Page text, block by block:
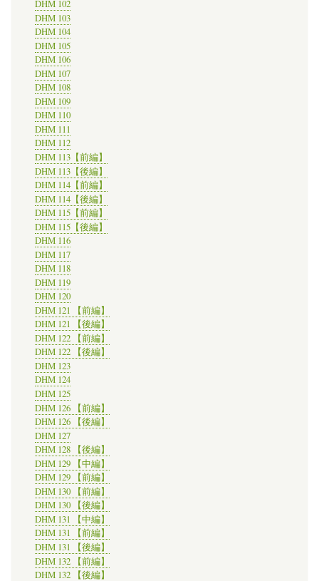
DHM 102
DHM 103
DHM 104
DHM 105
DHM 106
DHM 107
DHM 108
DHM 109
DHM 110
DHM 111
DHM 112
DHM 113【前編】
DHM 113【後編】
DHM 114【前編】
DHM 114【後編】
DHM 115【前編】
DHM 115【後編】
DHM 116
DHM 117
DHM 118
DHM 119
DHM 120
DHM 121 【前編】
DHM 121 【後編】
DHM 122 【前編】
DHM 122 【後編】
DHM 123
DHM 124
DHM 125
DHM 126 【前編】
DHM 126 【後編】
DHM 127
DHM 128 【後編】
DHM 129 【中編】
DHM 129 【前編】
DHM 130 【前編】
DHM 130 【後編】
DHM 131 【中編】
DHM 131 【前編】
DHM 131 【後編】
DHM 132 【前編】
DHM 132 【後編】